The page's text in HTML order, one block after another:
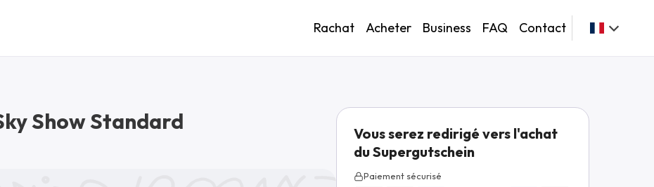
Rachat Acheter Business FAQ Contact
Show Standard
Vous serez redirigé vers l'achat
du Supergutschein
Paiement sécurisé